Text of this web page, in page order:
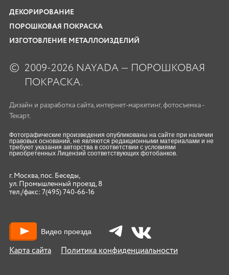
ДЕКОРИРОВАНИЕ
ПОРОШКОВАЯ ПОКРАСКА
ИЗГОТОВЛЕНИЕ МЕТАЛЛОИЗДЕЛИЙ
© 2009-2026 NAYADA — ПОРОШКОВАЯ
ПОКРАСКА.
Дизайн и разработка сайта, интернет-маркетинг,фотосъемка -
Текарт.
Фотографические произведения опубликованы на сайте при наличии
правовых оснований, не являются редакционными материалами и не
требуют указания авторства в соответствии с условиями
приобретенных Лицензий соответствующих фотобанков.
г. Москва, пос. Беседы,
ул. Промышленный проезд, 8
тел./факс: 7(495) 740-66-16
Карта сайта Политика конфиденциальности
Видео проезда